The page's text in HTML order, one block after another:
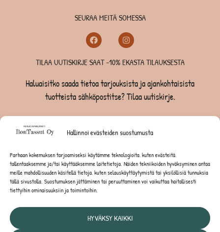
Hallinnoi evästeiden suostumusta
Parhaan kokemuksen tarjoamiseksi käytämme teknologioita, kuten evästeitä,
tallentaaksemme ja/tai käyttääksemme laitetietoja. Näiden tekniikoiden hyväksyminen antaa
meille mahdollisuuden käsitellä tietoja, kuten selauskäyttäytymistä tai yksilöllisiä tunnuksia
tällä sivustolla. Suostumuksen jättäminen tai peruuttaminen voi vaikuttaa haitallisesti
tiettyihin ominaisuuksiin ja toimintoihin.
HYVÄKSY KAIKKI
SEURAA MEITÄ SOMESSA
TILAA UUTISKIRJE SAAT -10% EKASTA TILAUKSESTA
Haluaisitko saada tietoa tarjouksista ja ajankohtaisista
tuotteista sähköpostitse? Tilaa uutiskirje.
TILAA UUTISKIRJE -SAAT -10% EKASTA TILAUKSESTA
KISSOILLE
JYRSIJÖILLE